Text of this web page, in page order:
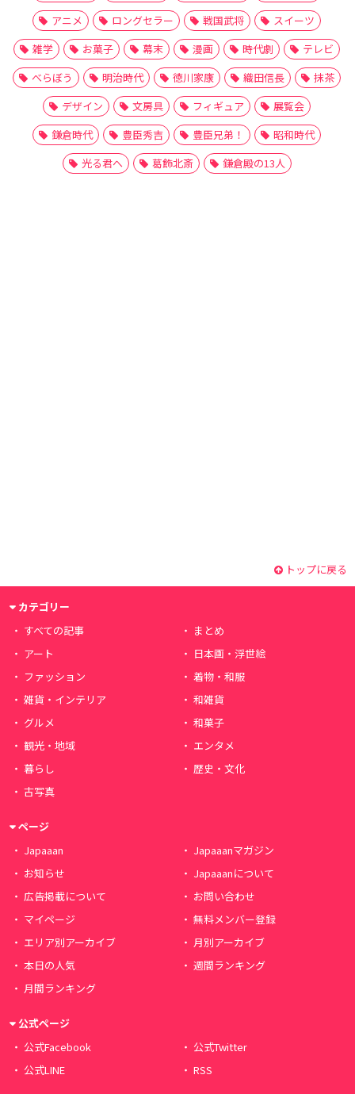
アニメ
ロングセラー 戦国武将
スイーツ
雑学
お菓子 幕末 漫画 時代劇
テレビ
べらぼう
明治時代 徳川家康 織田信長
抹茶
デザイン
文房具 フィギュア
展覧会
鎌倉時代
豊臣秀吉 豊臣兄弟！
昭和時代
光る君へ
葛飾北斎 鎌倉殿の13人
トップに戻る
カテゴリー
すべての記事
まとめ
アート
日本画・浮世絵
ファッション
着物・和服
雑貨・インテリア
和雑貨
グルメ
和菓子
観光・地域
エンタメ
暮らし
歴史・文化
古写真
ページ
Japaaan
Japaaanマガジン
お知らせ
Japaaanについて
広告掲載について
お問い合わせ
マイページ
無料メンバー登録
エリア別アーカイブ
月別アーカイブ
本日の人気
週間ランキング
月間ランキング
公式ページ
公式Facebook
公式Twitter
公式LINE
RSS